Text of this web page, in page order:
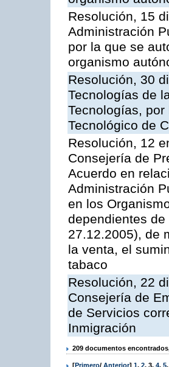
Resolución, 15
Administración
por la que se
organismo
Resolución, 30
Tecnologías de
Tecnologías,
Tecnológico de
Resolución, 12
Consejería de
Acuerdo en
Administración
en los
dependientes
27.12.2005), de
la venta, el
tabaco
Resolución, 22
Consejería de
de Servicios
Inmigración
209 documentos
[Primero/ Anterior] 1, 2, 3, 4, 5,